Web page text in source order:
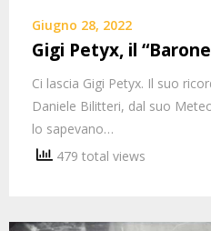
Giugno 28, 2022
Gigi Petyx, il
Ci lascia Gigi Petyx. Il suo
Daniele Bilitteri, dal suo
lo sapevano…
479 total views